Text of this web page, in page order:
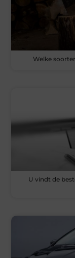
Welke
U vindt de